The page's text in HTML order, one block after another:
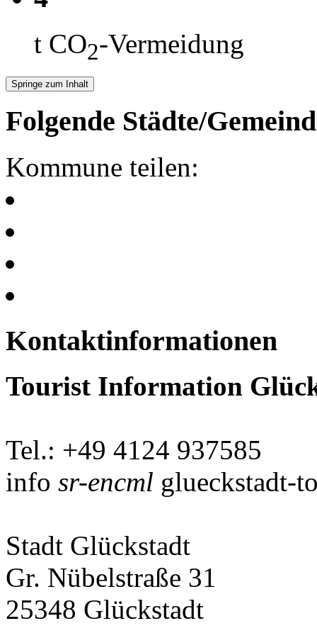
t CO2-Vermeidung
Springe zum Inhalt
Folgende Städte/
Kommune teilen:
Kontaktinformationen
Tourist Information
Tel.: +49 4124 937585
info sr-encml glueckstadt-
Stadt Glückstadt
Gr. Nübelstraße 31
25348 Glückstadt